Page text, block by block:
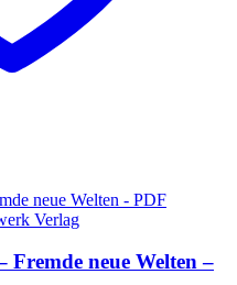
Verlag
Fremde neue Welten –